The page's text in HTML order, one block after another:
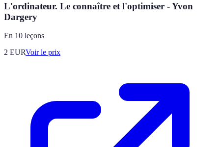
L'ordinateur. Le connaître et l'optimiser - Yvon
Dargery
En 10 leçons
2 EURVoir le prix